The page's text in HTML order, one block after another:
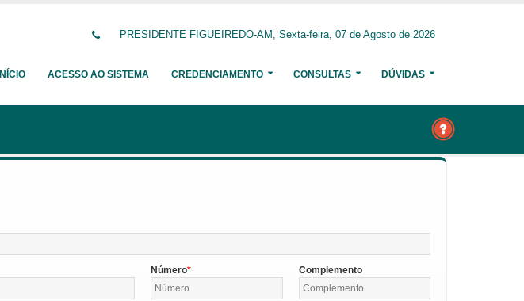
PRESIDENTE FIGUEIREDO-AM, Sexta-feira, 07 de Agosto de 2026
INÍCIO ACESSO AO SISTEMA CREDENCIAMENTO CONSULTAS DÚVIDAS
Número Complemento